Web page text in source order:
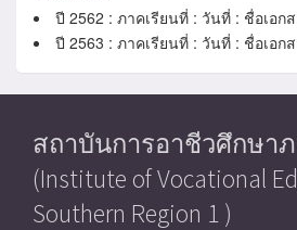
ปี 2562 : ภาคเรียนที่ : วันที่ : ชื่อเอก
ปี 2563 : ภาคเรียนที่ : วันที่ : ชื่อเอก
สถาบันการอาชีวศึกษา
(Institute of Vocational
Southern Region 1 )